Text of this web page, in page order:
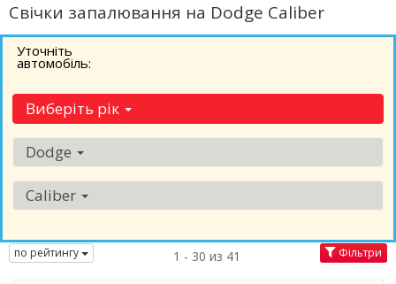
Свічки запалювання на Dodge Caliber
Уточніть
автомобіль:
Виберіть рік
Dodge
Caliber
по рейтингу 1 - 30 из 41 Фільтри